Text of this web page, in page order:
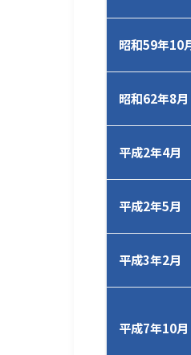
昭和59年10
昭和62年8月
平成2年4月
平成2年5月
平成3年2月
平成7年10月